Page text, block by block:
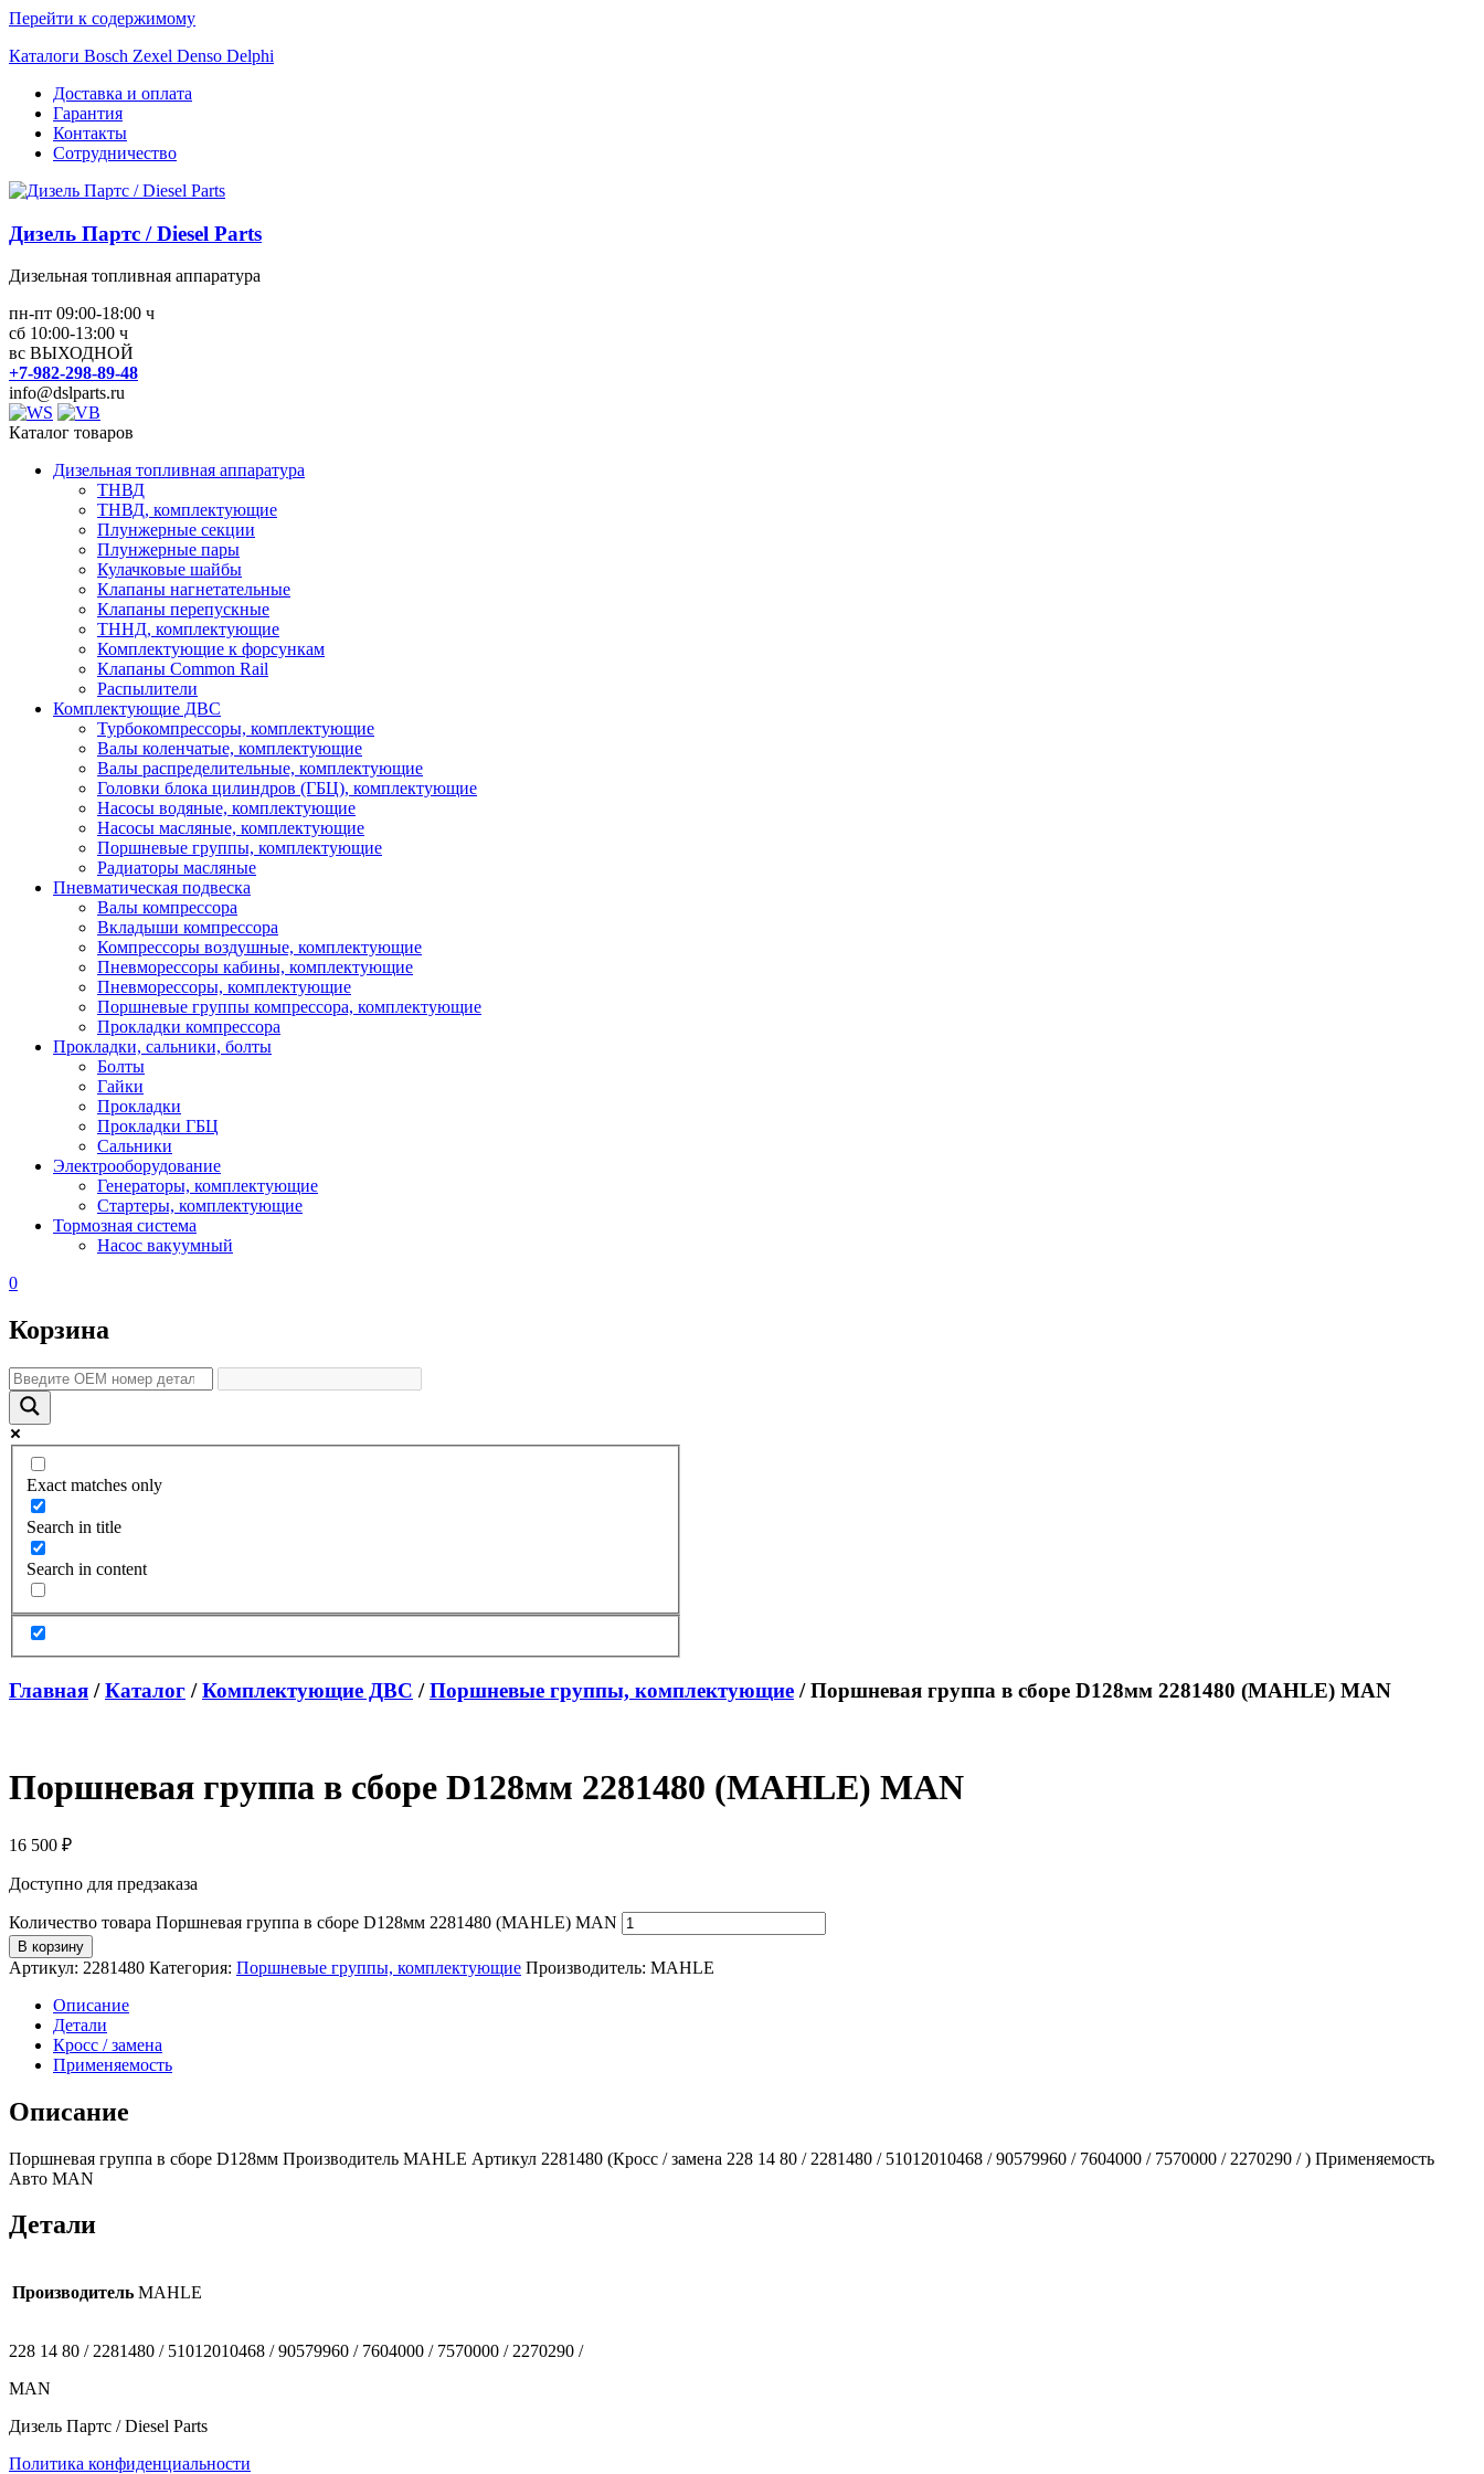
Перейти к содержимому
Каталоги Bosch Zexel Denso Delphi
Доставка и оплата
Гарантия
Контакты
Сотрудничество
Дизель Партс / Diesel Parts
Дизельная топливная аппаратура
пн-пт 09:00-18:00 ч
сб 10:00-13:00 ч
вс ВЫХОДНОЙ
+7-982-298-89-48
info@dslparts.ru
Каталог товаров
Дизельная топливная аппаратура
ТНВД
ТНВД, комплектующие
Плунжерные секции
Плунжерные пары
Кулачковые шайбы
Клапаны нагнетательные
Клапаны перепускные
ТННД, комплектующие
Комплектующие к форсункам
Клапаны Common Rail
Распылители
Комплектующие ДВС
Турбокомпрессоры, комплектующие
Валы коленчатые, комплектующие
Валы распределительные, комплектующие
Головки блока цилиндров (ГБЦ), комплектующие
Насосы водяные, комплектующие
Насосы масляные, комплектующие
Поршневые группы, комплектующие
Радиаторы масляные
Пневматическая подвеска
Валы компрессора
Вкладыши компрессора
Компрессоры воздушные, комплектующие
Пневморессоры кабины, комплектующие
Пневморессоры, комплектующие
Поршневые группы компрессора, комплектующие
Прокладки компрессора
Прокладки, сальники, болты
Болты
Гайки
Прокладки
Прокладки ГБЦ
Сальники
Электрооборудование
Генераторы, комплектующие
Стартеры, комплектующие
Тормозная система
Насос вакуумный
0
Корзина
Exact matches only
Search in title
Search in content
Главная /Каталог /Комплектующие ДВС /Поршневые группы, комплектующие / Поршневая группа в сборе D128мм 2281480 (MAHLE) MAN
Поршневая группа в сборе D128мм 2281480 (MAHLE) MAN
16 500 ₽
Доступно для предзаказа
Количество товара Поршневая группа в сборе D128мм 2281480 (MAHLE) MAN
В корзину
Артикул: 2281480 Категория: Поршневые группы, комплектующие Производитель: MAHLE
Описание
Детали
Кросс / замена
Применяемость
Описание
Поршневая группа в сборе D128мм Производитель MAHLE Артикул 2281480 (Кросс / замена 228 14 80 / 2281480 / 51012010468 / 90579960 / 7604000 / 7570000 / 2270290 / ) Применяемость
Авто MAN
Детали
Производитель MAHLE
228 14 80 / 2281480 / 51012010468 / 90579960 / 7604000 / 7570000 / 2270290 /
MAN
Дизель Партс / Diesel Parts
Политика конфиденциальности